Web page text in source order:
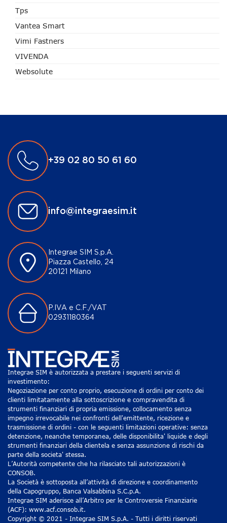
Tps
Vantea Smart
Vimi Fastners
VIVENDA
Websolute
+39 02 80 50 61 60
info@integraesim.it
Integrae SIM S.p.A.
Piazza Castello, 24
20121 Milano
P.IVA e C.F./VAT
02931180364
Integrae SIM è autorizzata a prestare i seguenti servizi di
investimento:
Negoziazione per conto proprio, esecuzione di ordini per conto dei
clienti limitatamente alla sottoscrizione e compravendita di
strumenti finanziari di propria emissione, collocamento senza
impegno irrevocabile nei confronti dell'emittente, ricezione e
trasmissione di ordini - con le seguenti limitazioni operative: senza
detenzione, neanche temporanea, delle disponibilita' liquide e degli
strumenti finanziari della clientela e senza assunzione di rischi da
parte della societa' stessa.
L’Autorità competente che ha rilasciato tali autorizzazioni è
CONSOB.
La Società è sottoposta all’attività di direzione e coordinamento
della Capogruppo, Banca Valsabbina S.C.p.A.
Integrae SIM aderisce all’Arbitro per le Controversie Finanziarie
(ACF): www.acf.consob.it.
Copyright © 2021 - Integrae SIM S.p.A. - Tutti i diritti riservati